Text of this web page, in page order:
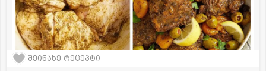
შეინახე რეცეპტი